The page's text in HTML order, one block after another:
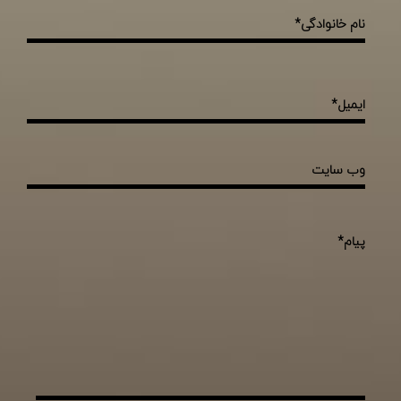
نام خانوادگی*
ایمیل*
وب سایت
پيام*